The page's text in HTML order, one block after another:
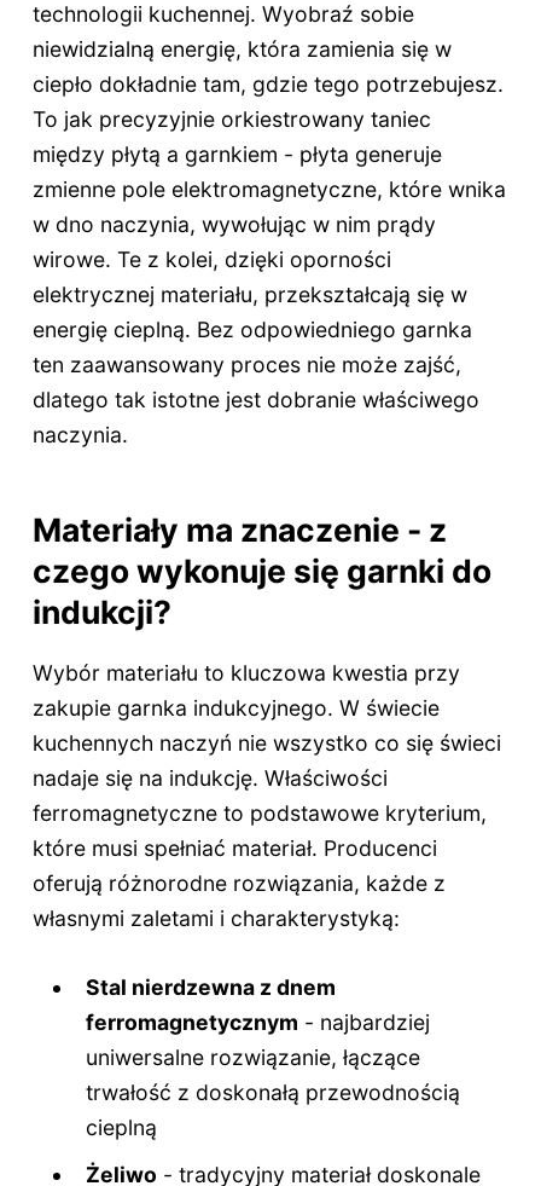
technologii kuchennej. Wyobraź sobie
niewidzialną energię, która zamienia się w
ciepło dokładnie tam, gdzie tego potrzebujesz.
To jak precyzyjnie orkiestrowany taniec
między płytą a garnkiem - płyta generuje
zmienne pole elektromagnetyczne, które wnika
w dno naczynia, wywołując w nim prądy
wirowe. Te z kolei, dzięki oporności
elektrycznej materiału, przekształcają się w
energię cieplną. Bez odpowiedniego garnka
ten zaawansowany proces nie może zajść,
dlatego tak istotne jest dobranie właściwego
naczynia.
Materiały ma znaczenie - z
czego wykonuje się garnki do
indukcji?
Wybór materiału to kluczowa kwestia przy
zakupie garnka indukcyjnego. W świecie
kuchennych naczyń nie wszystko co się świeci
nadaje się na indukcję. Właściwości
ferromagnetyczne to podstawowe kryterium,
które musi spełniać materiał. Producenci
oferują różnorodne rozwiązania, każde z
własnymi zaletami i charakterystyką:
Stal nierdzewna z dnem
ferromagnetycznym - najbardziej
uniwersalne rozwiązanie, łączące
trwałość z doskonałą przewodnością
cieplną
Żeliwo - tradycyjny materiał doskonale